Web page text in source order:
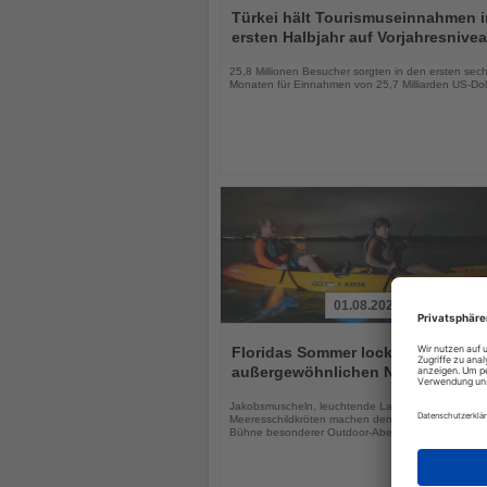
Sie
die
Türkei hält Tourismuseinnahmen
ersten Halbjahr auf
25,8 Millionen Besucher sorgten in den ersten
Monaten für Einnahmen von 25,7 Milliarden US-
Sie
die
Nachrichten
01.08.2026
Floridas Sommer lockt mit drei
außergewöhnlichen
Jakobsmuscheln, leuchtende Lagunen und
Meeresschildkröten machen den Sunshine State
Bühne besonderer Outdoor-Abenteuer